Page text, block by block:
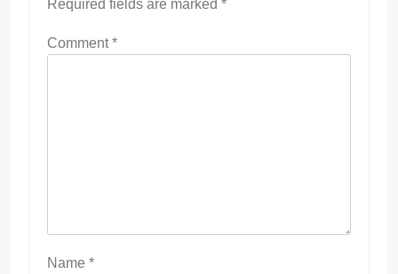
Required fields are marked *
Comment*
Name *